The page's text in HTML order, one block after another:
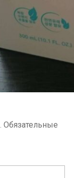
Обязательные